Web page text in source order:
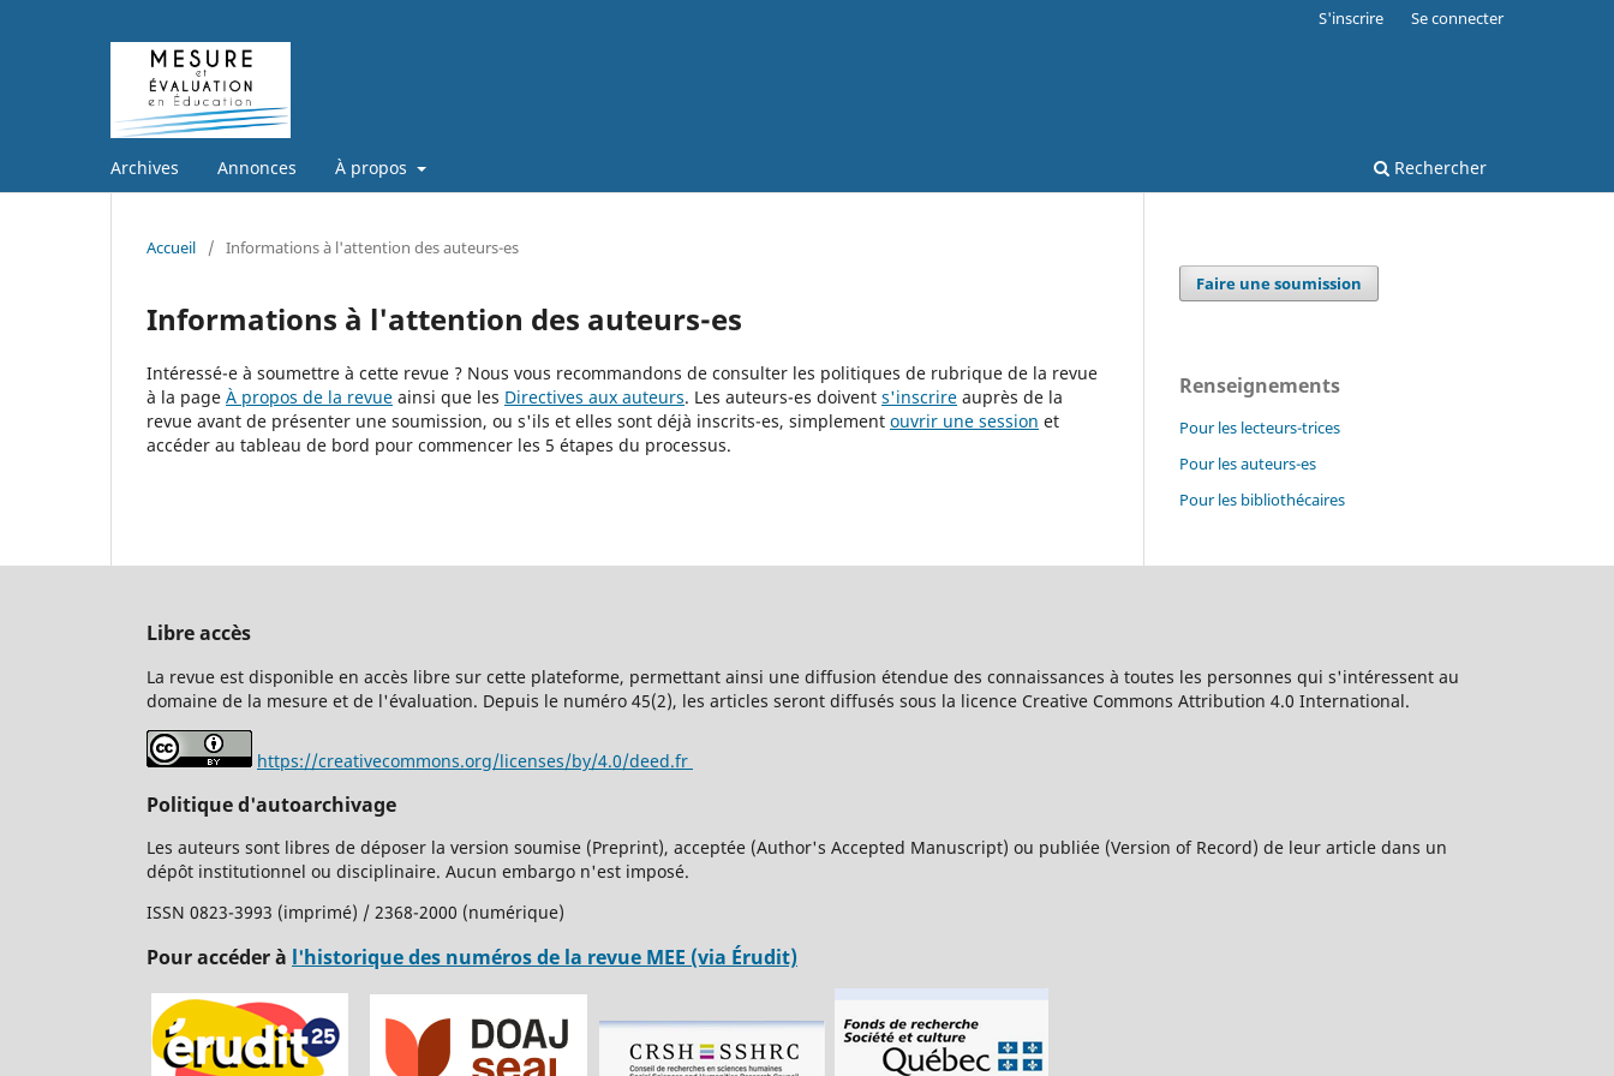
Archives Annonces À propos Rechercher
S'inscrire Se connecter
Accueil / Informations à l'attention des auteurs-es
Informations à l'attention des auteurs-es
Intéressé-e à soumettre à cette revue ? Nous vous recommandons de consulter les politiques de rubrique de la revue
à la page À propos de la revue ainsi que les Directives aux auteurs. Les auteurs-es doivent s'inscrire auprès de la
revue avant de présenter une soumission, ou s'ils et elles sont déjà inscrits-es, simplement ouvrir une session et
accéder au tableau de bord pour commencer les 5 étapes du processus.
Faire une soumission
Renseignements
Pour les lecteurs-trices
Pour les auteurs-es
Pour les bibliothécaires
Libre accès
La revue est disponible en accès libre sur cette plateforme, permettant ainsi une diffusion étendue des connaissances à toutes les personnes qui s'intéressent au
domaine de la mesure et de l'évaluation. Depuis le numéro 45(2), les articles seront diffusés sous la licence Creative Commons Attribution 4.0 International.
https://creativecommons.org/licenses/by/4.0/deed.fr
Politique d'autoarchivage
Les auteurs sont libres de déposer la version soumise (Preprint), acceptée (Author's Accepted Manuscript) ou publiée (Version of Record) de leur article dans un
dépôt institutionnel ou disciplinaire. Aucun embargo n'est imposé.
ISSN 0823-3993 (imprimé) / 2368-2000 (numérique)
Pour accéder à l'historique des numéros de la revue MEE (via Érudit)